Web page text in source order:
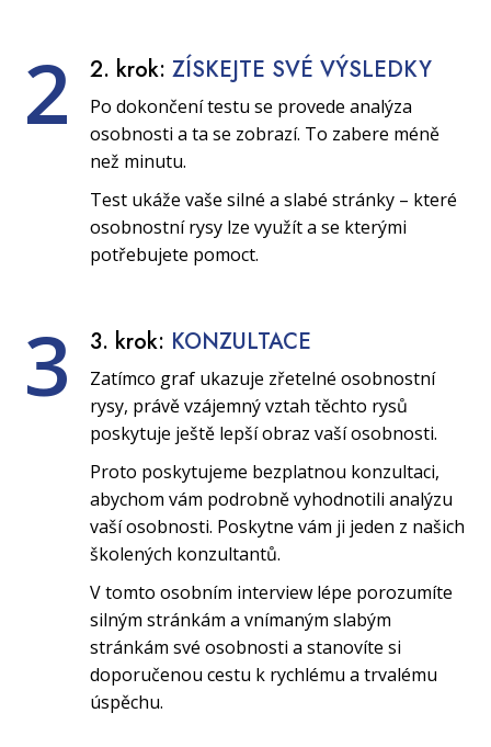
2 2. krok: ZÍSKEJTE SVÉ VÝSLEDKY
Po dokončení testu se provede analýza
osobnosti a ta se zobrazí. To zabere méně
než minutu.
Test ukáže vaše silné a slabé stránky – které
osobnostní rysy lze využít a se kterými
potřebujete pomoct.
3 3. krok: KONZULTACE
Zatímco graf ukazuje zřetelné osobnostní
rysy, právě vzájemný vztah těchto rysů
poskytuje ještě lepší obraz vaší osobnosti.
Proto poskytujeme bezplatnou konzultaci,
abychom vám podrobně vyhodnotili analýzu
vaší osobnosti. Poskytne vám ji jeden z našich
školených konzultantů.
V tomto osobním interview lépe porozumíte
silným stránkám a vnímaným slabým
stránkám své osobnosti a stanovíte si
doporučenou cestu k rychlému a trvalému
úspěchu.